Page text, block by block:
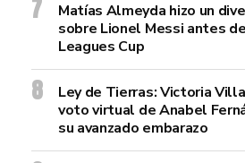
Matías Almeyda hizo un
sobre Lionel Messi antes
Leagues Cup
Ley de Tierras: Victoria
voto virtual de Anabel
su avanzado embarazo